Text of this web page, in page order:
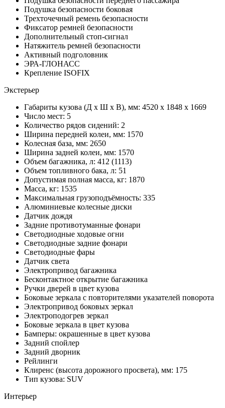
Подушка безопасности боковая
Трехточечный ремень безопасности
Фиксатор ремней безопасности
Дополнительный стоп-сигнал
Натяжитель ремней безопасности
Активный подголовник
ЭРА-ГЛОНАСС
Крепление ISOFIX
Экстерьер
Габариты кузова (Д x Ш x В), мм: 4520 x 1848 x 1669
Число мест: 5
Количество рядов сидений: 2
Ширина передней колеи, мм: 1570
Колесная база, мм: 2650
Ширина задней колеи, мм: 1570
Объем багажника, л: 412 (1113)
Объем топливного бака, л: 51
Допустимая полная масса, кг: 1870
Масса, кг: 1535
Максимальная грузоподъёмность: 335
Алюминиевые колесные диски
Датчик дождя
Задние противотуманные фонари
Светодиодные ходовые огни
Cветодиодные задние фонари
Светодиодные фары
Датчик света
Электропривод багажника
Бесконтактное открытие багажника
Ручки дверей в цвет кузова
Боковые зеркала с повторителями указателей поворота
Электропривод боковых зеркал
Электроподогрев зеркал
Боковые зеркала в цвет кузова
Бамперы: окрашенные в цвет кузова
Задний спойлер
Задний дворник
Рейлинги
Клиренс (высота дорожного просвета), мм: 175
Тип кузова: SUV
Интерьер